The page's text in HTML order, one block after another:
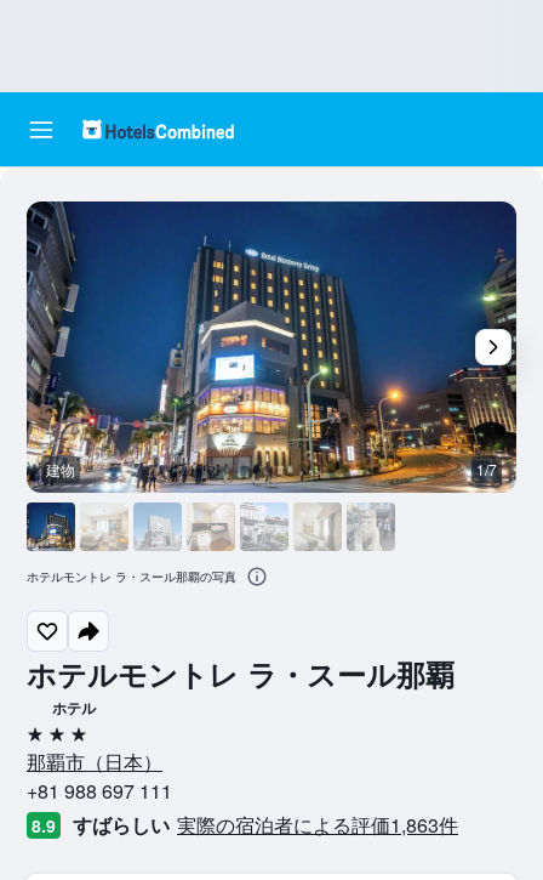
ホテルモントレ ラ・スール那覇
ホテル
3つ星
那覇市​（日本​）​
+81 988 697 111
8.9 すばらしい 実際の宿泊者による評価1,863​件
建物 1/7
ホテルモントレ ラ・スール那覇の写真